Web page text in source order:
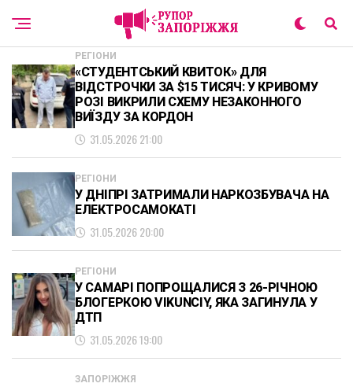
РЕГІОНИ
«СТУДЕНТСЬКИЙ КВИТОК» ДЛЯ
ВІДСТРОЧКИ ЗА $15 ТИСЯЧ: У КРИВОМУ
РОЗІ ВИКРИЛИ СХЕМУ НЕЗАКОННОГО
ВИЇЗДУ ЗА КОРДОН
31.05.2026 21:00
РЕГІОНИ
У ДНІПРІ ЗАТРИМАЛИ НАРКОЗБУВАЧА НА
ЕЛЕКТРОСАМОКАТІ
31.05.2026 20:00
РЕГІОНИ
У САМАРІ ПОПРОЩАЛИСЯ З 26-РІЧНОЮ
БЛОГЕРКОЮ VIKUNCIY, ЯКА ЗАГИНУЛА У
ДТП
31.05.2026 19:00
ЗАПОРІЖЖЯ